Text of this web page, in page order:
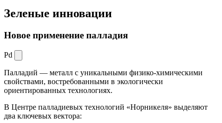
Зеленые инновации
Новое применение палладия
Pd
Палладий — металл с уникальными физико-химическими
свойствами, востребованными в экологически
ориентированных технологиях.
В Центре палладиевых технологий «Норникеля» выделяют
два ключевых вектора: